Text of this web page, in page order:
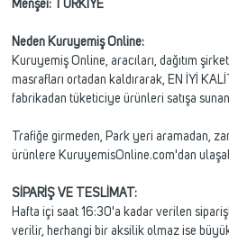
Menşei: TÜRKİYE
Neden Kuruyemiş Online:
Kuruyemiş Online, aracıları, dağıtım
masrafları ortadan kaldırarak, EN İYİ
fabrikadan tüketiciye ürünleri satışa
Trafiğe girmeden, Park yeri aramadan,
ürünlere KuruyemisOnline.com'dan
SİPARİŞ VE TESLİMAT:
Hafta içi saat 16:30'a kadar verilen
verilir, herhangi bir aksilik olmaz ise